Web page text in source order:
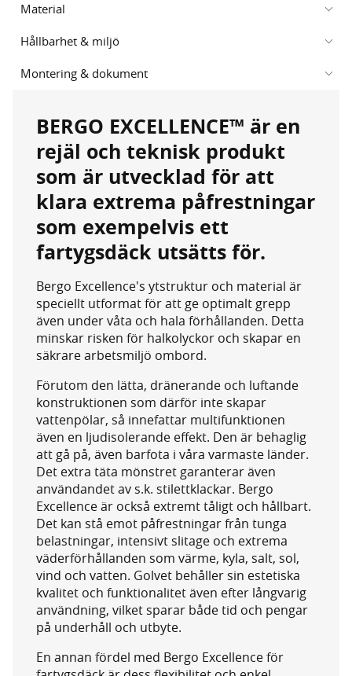
Material
Hållbarhet & miljö
Montering & dokument
BERGO EXCELLENCE™ är en
rejäl och teknisk produkt
som är utvecklad för att
klara extrema påfrestningar
som exempelvis ett
fartygsdäck utsätts för.
Bergo Excellence's ytstruktur och material är
speciellt utformat för att ge optimalt grepp
även under våta och hala förhållanden. Detta
minskar risken för halkolyckor och skapar en
säkrare arbetsmiljö ombord.
Förutom den lätta, dränerande och luftande
konstruktionen som därför inte skapar
vattenpölar, så innefattar multifunktionen
även en ljudisolerande effekt. Den är behaglig
att gå på, även barfota i våra varmaste länder.
Det extra täta mönstret garanterar även
användandet av s.k. stilettklackar. Bergo
Excellence är också extremt tåligt och hållbart.
Det kan stå emot påfrestningar från tunga
belastningar, intensivt slitage och extrema
väderförhållanden som värme, kyla, salt, sol,
vind och vatten. Golvet behåller sin estetiska
kvalitet och funktionalitet även efter långvarig
användning, vilket sparar både tid och pengar
på underhåll och utbyte.
En annan fördel med Bergo Excellence för